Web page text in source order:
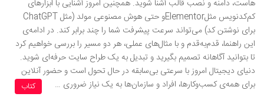
هاست، دامنه و نصب قالب آشنا شوید. همچنین امروز آشنایی با ابزارهای
کم‌کدنویس مثلElementorو حتی هوش مصنوعی مولد (مثل ChatGPT
برای نوشتن کد) می‌تواند سرعت پیشرفت شما را چند برابر کند. در ادامه‌ی
این راهنما، قدم‌به‌قدم و با مثال‌های عملی، هر دو مسیر را بررسی خواهیم کرد
تا بتوانید آگاهانه تصمیم بگیرید و تبدیل به یک طراح سایت حرفه‌ای شوید.
دنیای دیجیتال امروز با سرعتی بی‌سابقه در حال تحول است و حضور آنلاین
برای همه‌ی کسب‌وکارها، افراد و سازمان‌ها به یک نیاز ضروری …
کتاب